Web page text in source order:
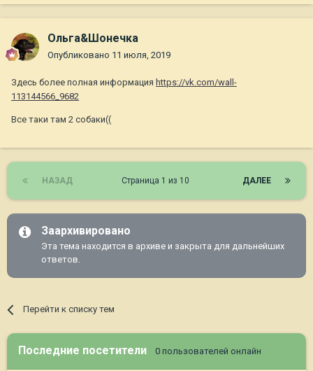
Ольга&Шонечка
Опубликовано 11 июля, 2019
Здесь более полная информация https://vk.com/wall-
113144566_9682
Все таки там 2 собаки((
НАЗАД ДАЛЕЕ
Страница 1 из 10
Заархивировано
Эта тема находится в архиве и закрыта для дальнейших
ответов.
Перейти к списку тем
Последние посетители 0 пользователей онлайн